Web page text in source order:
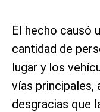
El hecho causó
cantidad de
lugar y los
vías principales,
desgracias que